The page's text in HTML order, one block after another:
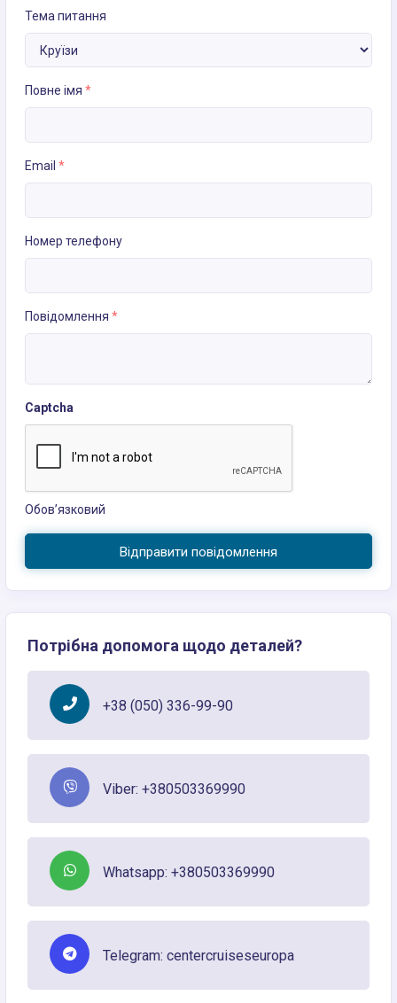
Тема питання
Повне імя *
Email *
Номер телефону
Повідомлення *
Captcha
Обов’язковий
Відправити повідомлення
Потрібна допомога щодо деталей?
+38 (050) 336-99-90
Viber: +380503369990
Whatsapp: +380503369990
Telegram: centercruiseseuropa